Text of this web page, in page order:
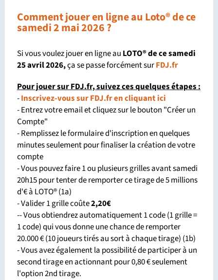
Comment jouer en ligne au Loto® de ce
samedi 2 mai 2026 ?
Si vous voulez jouer en ligne au LOTO® de ce samedi
25 avril 2026,ça se passe forcément surFDJ.fr
Pour jouer sur FDJ.fr, suivez ces quelques étapes :
-Inscrivez-vous sur FDJ.fr en cliquant ici
- Entrez votre email et cliquez sur le bouton "Créer un
Compte"
- Remplissez le formulaire d'inscription en quelques
minutes seulement pour finaliser la création de votre
compte
- Vous pouvez faire 1 ou plusieurs grilles avant samedi
20h15 pour tenter de remporter ce tirage de 5 millions
d'€ à LOTO® (1a)
- Valider 1 grille coûte2,20€
-- Vous obtiendrez automatiquement 1 code (1 grille =
1 code) qui vous donne une chance de remporter
20.000 € (10 joueurs tirés au sort à chaque tirage) (1b)
- Vous avez également la possibilité de participer à un
second tirage en actionnant pour 0,80 € seulement
l'option 2nd tirage.